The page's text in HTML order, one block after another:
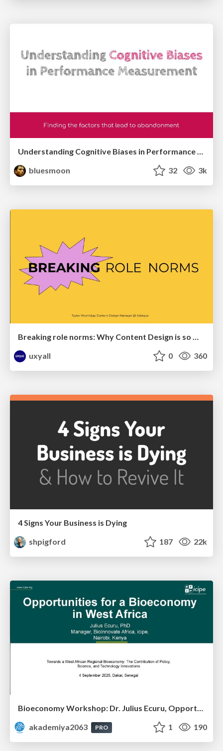
Understanding Cognitive Biases in Performance Measurement
bluesmoon
32 3k
Breaking role norms: Why Content Design is so much more than writing copy - Taylor Woolridge
uxyall
0 360
4 Signs Your Business is Dying
shpigford
187 22k
Bioeconomy Workshop: Dr. Julius Ecuru, Opportunities for a Bioeconomy in West Africa
akademiya2063
PRO 1 190